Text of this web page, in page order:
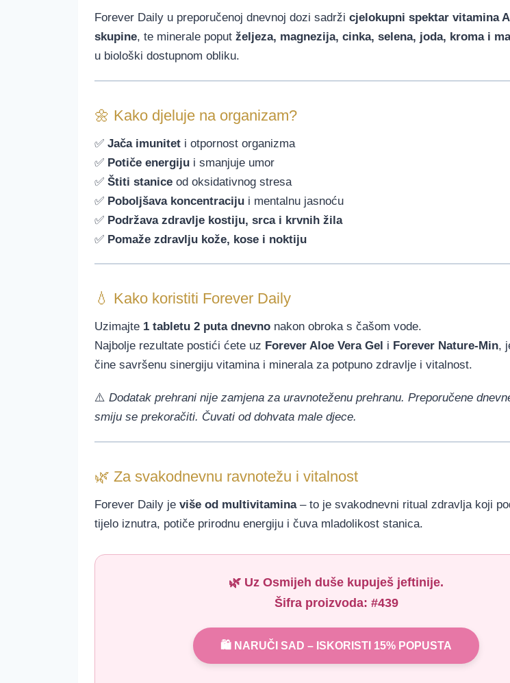
Forever Daily u preporučenoj dnevnoj dozi sadrži cjelokupni spektar vitamina
skupine, te minerale poput željeza, magnezija, cinka, selena, joda, kroma i
u biološki dostupnom obliku.
🌼 Kako djeluje na organizam?
✅ Jača imunitet i otpornost organizma
✅ Potiče energiju i smanjuje umor
✅ Štiti stanice od oksidativnog stresa
✅ Poboljšava koncentraciju i mentalnu jasnoću
✅ Podržava zdravlje kostiju, srca i krvnih žila
✅ Pomaže zdravlju kože, kose i noktiju
💧 Kako koristiti Forever Daily
Uzimajte 1 tabletu 2 puta dnevno nakon obroka s čašom vode.
Najbolje rezultate postići ćete uz Forever Aloe Vera Gel i Forever Nature-Min,
čine savršenu sinergiju vitamina i minerala za potpuno zdravlje i vitalnost.
⚠️ Dodatak prehrani nije zamjena za uravnoteženu prehranu. Preporučene
smiju se prekoračiti. Čuvati od dohvata male djece.
🌿 Za svakodnevnu ravnotežu i vitalnost
Forever Daily je više od multivitamina– to je svakodnevni ritual zdravlja koji
tijelo iznutra, potiče prirodnu energiju i čuva mladolikost stanica.
🌿 UzOsmijeh duše kupuješ jeftinije.
Šifra proizvoda: #439
🛍️ NARUČI SAD – ISKORISTI 15% POPUSTA